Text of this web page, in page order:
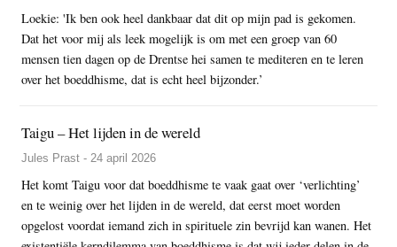
Loekie: 'Ik ben ook heel dankbaar dat dit op mijn pad is gekomen.
Dat het voor mij als leek mogelijk is om met een groep van 60
mensen tien dagen op de Drentse hei samen te mediteren en te leren
over het boeddhisme, dat is echt heel bijzonder.’
Taigu – Het lijden in de wereld
Jules Prast - 24 april 2026
Het komt Taigu voor dat boeddhisme te vaak gaat over ‘verlichting’
en te weinig over het lijden in de wereld, dat eerst moet worden
opgelost voordat iemand zich in spirituele zin bevrijd kan wanen. Het